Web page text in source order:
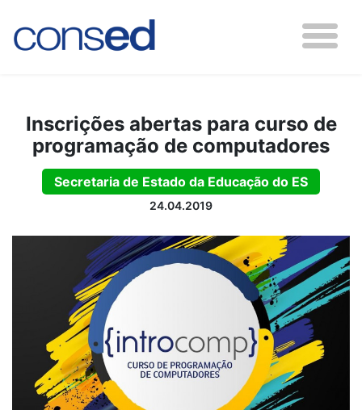
Inscrições abertas para curso de
programação de computadores
Secretaria de Estado da Educação do ES
24.04.2019